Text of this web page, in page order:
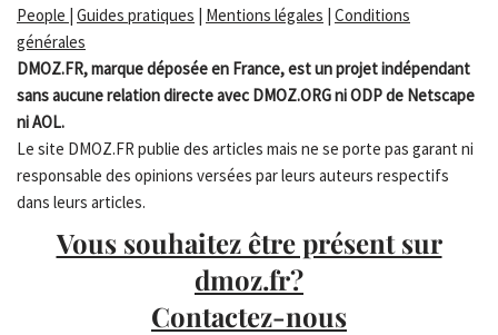
People | Guides pratiques | Mentions légales | Conditions
générales
DMOZ.FR, marque déposée en France, est un projet indépendant
sans aucune relation directe avec DMOZ.ORG ni ODP de Netscape
ni AOL.
Le site DMOZ.FR publie des articles mais ne se porte pas garant ni
responsable des opinions versées par leurs auteurs respectifs
dans leurs articles.
Vous souhaitez être présent sur
dmoz.fr?
Contactez-nous